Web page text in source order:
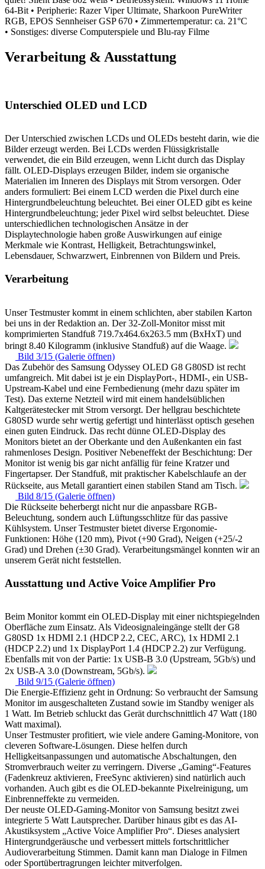
64-Bit • Peripherie: Razer Viper Ultimate, Sharkoon PureWriter
RGB, EPOS Sennheiser GSP 670 • Zimmertemperatur: ca. 21°C
• Sonstiges: diverse Computerspiele und Blu-ray Filme
Verarbeitung & Ausstattung
Unterschied OLED und LCD
Der Unterschied zwischen LCDs und OLEDs besteht darin, wie die
Bilder erzeugt werden. Bei LCDs werden Flüssigkristalle
verwendet, die ein Bild erzeugen, wenn Licht durch das Display
fällt. OLED-Displays erzeugen Bilder, indem sie organische
Materialien im Inneren des Displays mit Strom versorgen. Oder
anders formuliert: Bei einem LCD werden die Pixel durch eine
Hintergrundbeleuchtung beleuchtet. Bei einer OLED gibt es keine
Hintergrundbeleuchtung; jeder Pixel wird selbst beleuchtet. Diese
unterschiedlichen technologischen Ansätze in der
Displaytechnologie haben große Auswirkungen auf einige
Merkmale wie Kontrast, Helligkeit, Betrachtungswinkel,
Lebensdauer, Schwarzwert, Einbrennen von Bildern und Preis.
Verarbeitung
Unser Testmuster kommt in einem schlichten, aber stabilen Karton
bei uns in der Redaktion an. Der 32-Zoll-Monitor misst mit
komprimierten Standfuß 719.7x464.6x263.5 mm (BxHxT) und
bringt 8.40 Kilogramm (inklusive Standfuß) auf die Waage.
Bild 3/15 (Galerie öffnen)
Das Zubehör des Samsung Odyssey OLED G8 G80SD ist recht
umfangreich. Mit dabei ist je ein DisplayPort-, HDMI-, ein USB-
Upstream-Kabel und eine Fernbedienung (mehr dazu später im
Test). Das externe Netzteil wird mit einem handelsüblichen
Kaltgerätestecker mit Strom versorgt. Der hellgrau beschichtete
G80SD wurde sehr wertig gefertigt und hinterlässt optisch gesehen
einen guten Eindruck. Das recht dünne OLED-Display des
Monitors bietet an der Oberkante und den Außenkanten ein fast
rahmenloses Design. Positiver Nebeneffekt der Beschichtung: Der
Monitor ist wenig bis gar nicht anfällig für feine Kratzer und
Fingertapser. Der Standfuß, mit praktischer Kabelschlaufe an der
Rückseite, aus Metall garantiert einen stabilen Stand am Tisch.
Bild 8/15 (Galerie öffnen)
Die Rückseite beherbergt nicht nur die anpassbare RGB-
Beleuchtung, sondern auch Lüftungsschlitze für das passive
Kühlsystem. Unser Testmuster bietet diverse Ergonomie-
Funktionen: Höhe (120 mm), Pivot (+90 Grad), Neigen (+25/-2
Grad) und Drehen (±30 Grad). Verarbeitungsmängel konnten wir an
unserem Gerät nicht feststellen.
Ausstattung und Active Voice Amplifier Pro
Beim Monitor kommt ein OLED-Display mit einer nichtspiegelnden
Oberfläche zum Einsatz. Als Videosignaleingänge stellt der G8
G80SD 1x HDMI 2.1 (HDCP 2.2, CEC, ARC), 1x HDMI 2.1
(HDCP 2.2) und 1x DisplayPort 1.4 (HDCP 2.2) zur Verfügung.
Ebenfalls mit von der Partie: 1x USB-B 3.0 (Upstream, 5Gb/s) und
2x USB-A 3.0 (Downstream, 5Gb/s).
Bild 9/15 (Galerie öffnen)
Die Energie-Effizienz geht in Ordnung: So verbraucht der Samsung
Monitor im ausgeschalteten Zustand sowie im Standby weniger als
1 Watt. Im Betrieb schluckt das Gerät durchschnittlich 47 Watt (180
Watt maximal).
Unser Testmuster profitiert, wie viele andere Gaming-Monitore, von
cleveren Software-Lösungen. Diese helfen durch
Helligkeitsanpassungen und automatische Abschaltungen, den
Stromverbrauch weiter zu verringern. Diverse „Gaming“-Features
(Fadenkreuz aktivieren, FreeSync aktivieren) sind natürlich auch
vorhanden. Auch gibt es die OLED-bekannte Pixelreinigung, um
Einbrenneffekte zu vermeiden.
Der neuste OLED-Gaming-Monitor von Samsung besitzt zwei
integrierte 5 Watt Lautsprecher. Darüber hinaus gibt es das AI-
Akustiksystem „Active Voice Amplifier Pro“. Dieses analysiert
Hintergrundgeräusche und verbessert mittels fortschrittlicher
Audioverarbeitung Stimmen. Damit kann man Dialoge in Filmen
oder Sportübertragrungen leichter mitverfolgen.